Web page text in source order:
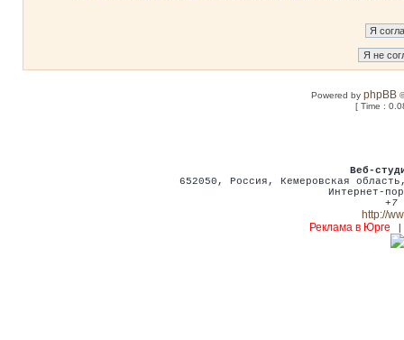
Powered byphpBB
[ Time :
Веб-
652050 ,Россия , Кемеровская
Интернет-
+7
http://
Реклама в Юрге